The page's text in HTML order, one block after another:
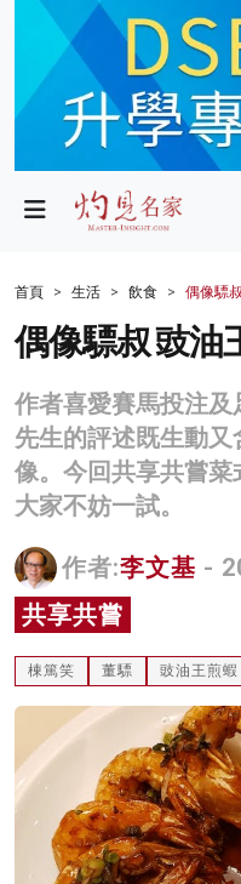
政局
財經
生活
商業
科技
名家榜
灼見活動
關於我們
首頁 生活 飲食 偶像驃
偶像驃叔 豉油
作者喜愛賽馬投注
先生的評述既生動
像。今回共享共嘗菜
大家不妨一試。
作者:李文基 -
共享共嘗
棟篤笑 董驃 豉油王煎蝦